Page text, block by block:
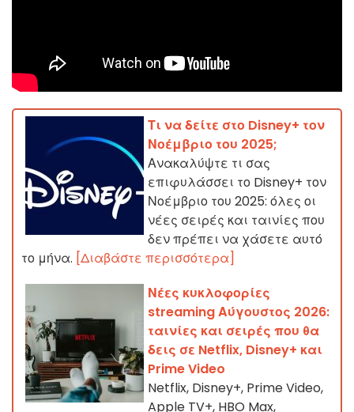
Τι να δείτε στο Disney+ τον
Νοέμβριο του 2025;
Ανακαλύψτε τι σας
επιφυλάσσει το Disney+ τον
Νοέμβριο του 2025: όλες οι
νέες σειρές και ταινίες που
δεν πρέπει να χάσετε αυτό
το μήνα. [Διαβάστε περισσότερα]
Νέες κυκλοφορίες
streaming Αύγουστος 2026:
ταινίες και σειρές που θα
δεις σε Netflix, Disney+ και
Prime Video
Netflix, Disney+, Prime Video,
Apple TV+, HBO Max,